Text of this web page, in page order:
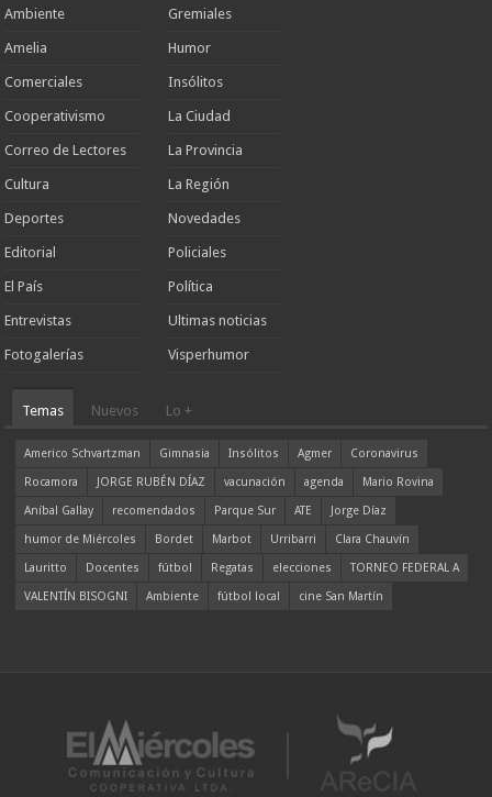
Ambiente
Amelia
Comerciales
Cooperativismo
Correo de Lectores
Cultura
Deportes
Editorial
El País
Entrevistas
Fotogalerías
Gremiales
Humor
Insólitos
La Ciudad
La Provincia
La Región
Novedades
Policiales
Política
Ultimas noticias
Visperhumor
Temas Nuevos Lo +
Americo Schvartzman Gimnasia Insólitos Agmer
Coronavirus
Rocamora
JORGE RUBÉN DÍAZ vacunación agenda
Mario Rovina
Aníbal Gallay
recomendados Parque Sur ATE
Jorge Díaz
humor de Miércoles
Bordet Marbot Urribarri
Clara Chauvín
Lauritto
Docentes fútbol Regatas elecciones
TORNEO FEDERAL A
VALENTÍN BISOGNI
Ambiente fútbol local cine San Martín